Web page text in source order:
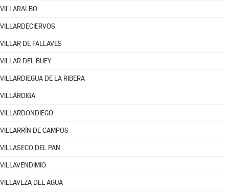
VILLARALBO
VILLARDECIERVOS
VILLAR DE FALLAVES
VILLAR DEL BUEY
VILLARDIEGUA DE LA RIBERA
VILLÁRDIGA
VILLARDONDIEGO
VILLARRÍN DE CAMPOS
VILLASECO DEL PAN
VILLAVENDIMIO
VILLAVEZA DEL AGUA